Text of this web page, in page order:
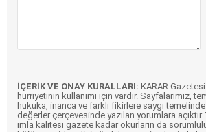
İÇERİK VE ONAY KURALLARI: KARAR
hürriyetinin kullanımı için vardır. Sayfalarımız,
hukuka, inanca ve farklı fikirlere saygı
değerler çerçevesinde yazılan yorumlara
imla kalitesi gazete kadar okurların da